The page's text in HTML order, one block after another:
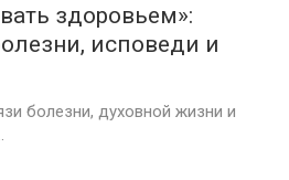
здоровьем»:
исповеди и
болезни, духовной жизни и